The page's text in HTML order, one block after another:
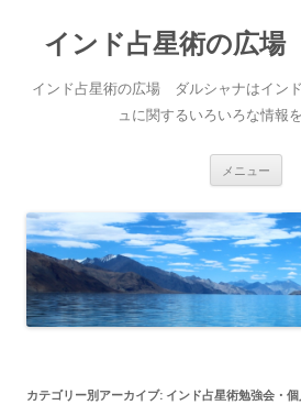
インド占星術の広
インド占星術の広場 ダルシャナはイン
ュに関するいろいろな情報
メニュー
カテゴリー別アーカイブ: インド占星術勉強会・